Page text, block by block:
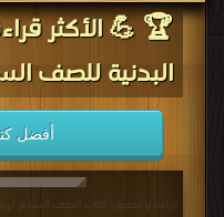
🏆 💪 الأكثر
البدنية للصف
أفضل
قراءة و تحميل كتاب الصف السابع